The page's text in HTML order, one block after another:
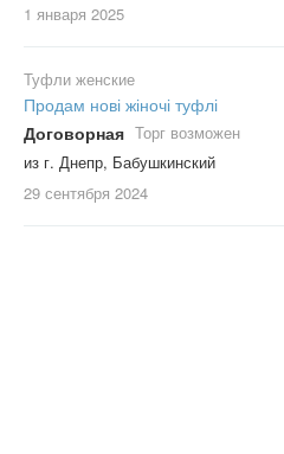
1 января 2025
Туфли женские
Продам нові жіночі туфлі
Договорная Торг возможен
из г. Днепр, Бабушкинский
29 сентября 2024